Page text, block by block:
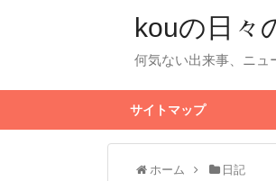
kouの日々
何気ない出来事、ニュ
サイトマップ
ホーム 日記